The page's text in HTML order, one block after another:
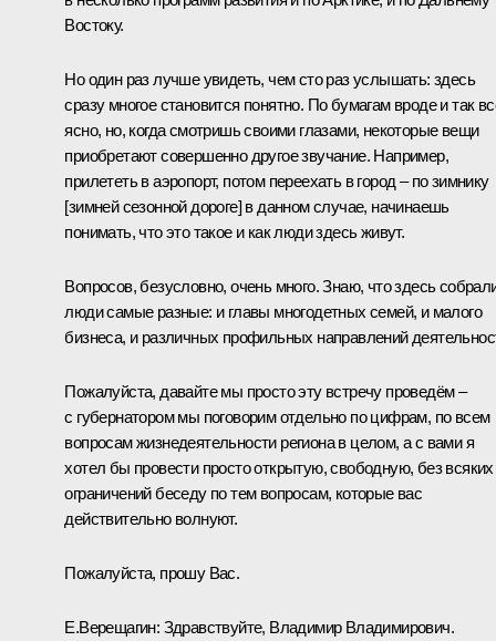
Востоку.
Но один раз лучше увидеть, чем сто раз услышать: здесь
сразу многое становится понятно. По бумагам вроде и так
ясно, но, когда смотришь своими глазами, некоторые вещи
приобретают совершенно другое звучание. Например,
прилететь в аэропорт, потом переехать в город – по зимнику
[зимней сезонной дороге] в данном случае, начинаешь
понимать, что это такое и как люди здесь живут.
Вопросов, безусловно, очень много. Знаю, что здесь
люди самые разные: и главы многодетных семей, и малого
бизнеса, и различных профильных направлений
Пожалуйста, давайте мы просто эту встречу проведём –
с губернатором мы поговорим отдельно по цифрам, по всем
вопросам жизнедеятельности региона в целом, а с вами я
хотел бы провести просто открытую, свободную, без всяких
ограничений беседу по тем вопросам, которые вас
действительно волнуют.
Пожалуйста, прошу Вас.
Е.Верещагин: Здравствуйте, Владимир Владимирович.